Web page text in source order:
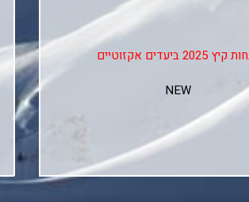
↓↓↓
Club Med Les Arcs Panorama
Club Med L'alpe D'huez